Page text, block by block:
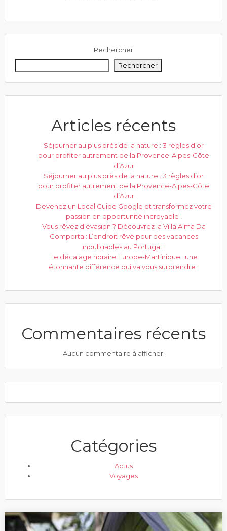
Rechercher
Rechercher
Articles récents
Séjourner au plus près de la nature : 3 règles d’or
pour profiter autrement de la Provence-Alpes-Côte
d’Azur
Séjourner au plus près de la nature : 3 règles d’or
pour profiter autrement de la Provence-Alpes-Côte
d’Azur
Devenez un Local Guide Google et transformez votre
passion en opportunité incroyable !
Vous rêvez d’évasion ? Découvrez la Villa Alma Da
Comporta : L’endroit rêvé pour des vacances
inoubliables au Portugal !
Le décalage horaire Europe-Martinique : une
étonnante différence qui va vous surprendre !
Commentaires récents
Aucun commentaire à afficher.
Catégories
Actus
Voyages